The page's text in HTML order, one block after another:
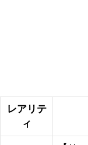
レアリテ
ィ